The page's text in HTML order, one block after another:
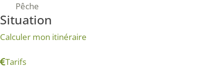
Pêche
Situation
+
−
Calculer mon itinéraire
Tarifs